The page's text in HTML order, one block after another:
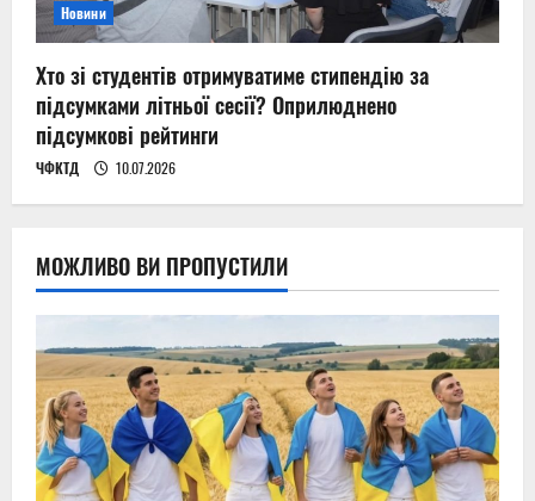
Новини
Хто зі студентів отримуватиме стипендію за
підсумками літньої сесії? Оприлюднено
підсумкові рейтинги
ЧФКТД 10.07.2026
МОЖЛИВО ВИ ПРОПУСТИЛИ